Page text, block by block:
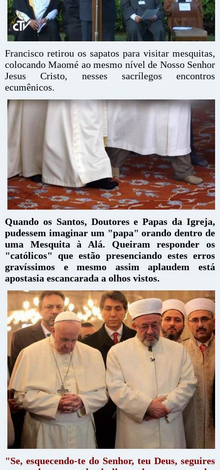
Francisco retirou os sapatos para visitar mesquitas,
colocando Maomé ao mesmo nível de Nosso Senhor
Jesus Cristo, nesses sacrílegos encontros
ecumênicos.
Quando os Santos, Doutores e Papas da Igreja,
pudessem imaginar um "papa" orando dentro de
uma Mesquita à Alá. Queiram responder os
"católicos" que estão presenciando estes erros
gravíssimos e mesmo assim aplaudem está
apostasia escancarada a olhos vistos.
"Se, esquecendo-te do Senhor, teu Deus, seguires